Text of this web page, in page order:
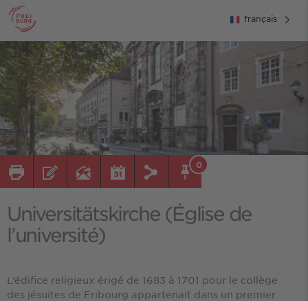
français
0
Universitätskirche (Église de
l’université)
L’édifice religieux érigé de 1683 à 1701 pour le collège
des jésuites de Fribourg appartenait dans un premier